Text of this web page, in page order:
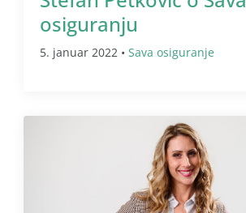
osiguranju
5. januar 2022 • Sava osiguranje